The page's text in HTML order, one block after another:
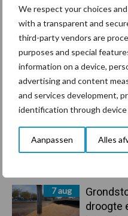
We respect your choices
with a transparent and
third-party vendors are
purposes and special
information on a device,
advertising and content
and services development,
identification through device
Aanpassen Alles
Primaire
Sidebar
7 aug
droogte
Bedrijfsnieuws